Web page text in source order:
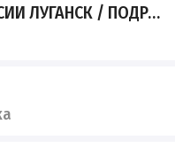
/ ЦЕНТР ЗАНЯТОСТИ